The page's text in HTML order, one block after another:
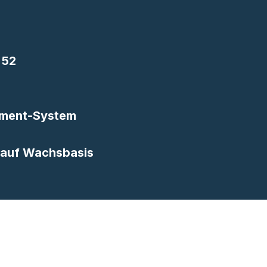
System
Wachsbasis